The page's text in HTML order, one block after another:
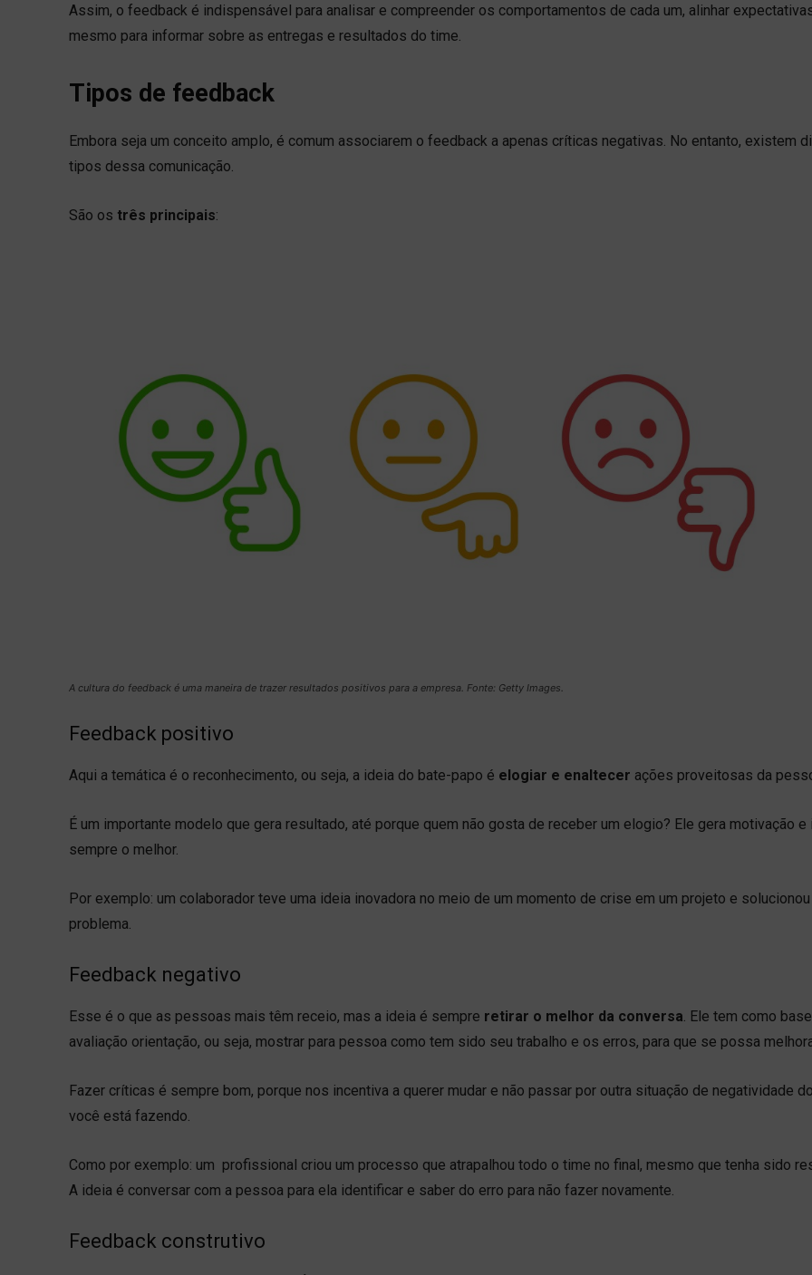
Assim, o feedback é indispensável para analisar e compreender os comportamentos de cada um, alinhar
mesmo para informar sobre as entregas e resultados do time.
Tipos de feedback
Embora seja um conceito amplo, é comum associarem o feedback a apenas críticas negativas. No entanto, existem
tipos dessa comunicação.
São os três principais:
A cultura do feedback é uma maneira de trazer resultados positivos para a empresa. Fonte: Getty Images.
Feedback positivo
Aqui a temática é o reconhecimento, ou seja, a ideia do bate-papo é elogiar e enaltecer ações proveitosas da
É um importante modelo que gera resultado, até porque quem não gosta de receber um elogio? Ele gera motivação e
sempre o melhor.
Por exemplo: um colaborador teve uma ideia inovadora no meio de um momento de crise em um projeto e
problema.
Feedback negativo
Esse é o que as pessoas mais têm receio, mas a ideia é sempre retirar o melhor da conversa. Ele tem como
avaliação orientação, ou seja, mostrar para pessoa como tem sido seu trabalho e os erros, para que se possa
Fazer críticas é sempre bom, porque nos incentiva a querer mudar e não passar por outra situação de negatividade
você está fazendo.
Como por exemplo: um profissional criou um processo que atrapalhou todo o time no final, mesmo que tenha sido
A ideia é conversar com a pessoa para ela identificar e saber do erro para não fazer novamente.
Feedback construtivo